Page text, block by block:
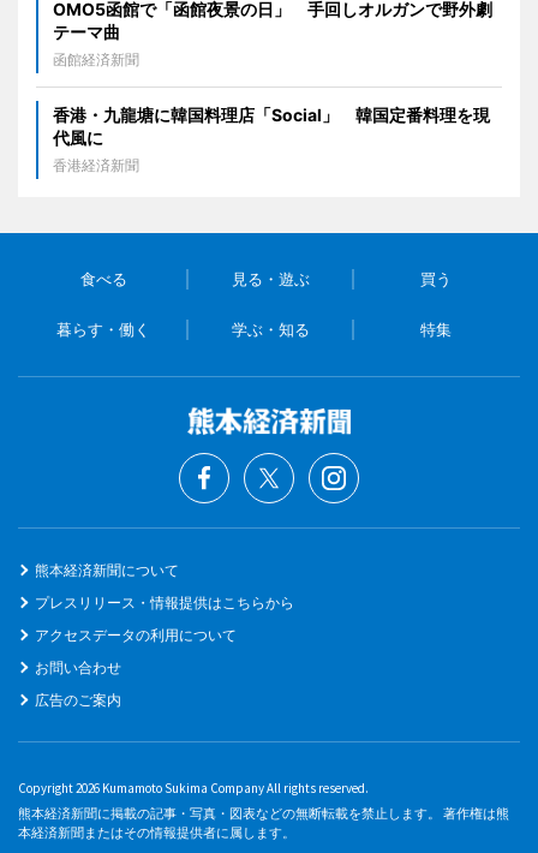
OMO5函館で「函館夜景の日」 手回しオルガンで野外劇
テーマ曲
函館経済新聞
香港・九龍塘に韓国料理店「Social」 韓国定番料理を現
代風に
香港経済新聞
食べる 見る・遊ぶ 買う
暮らす・働く 学ぶ・知る 特集
熊本経済新聞について
プレスリリース・情報提供はこちらから
アクセスデータの利用について
お問い合わせ
広告のご案内
Copyright 2026 Kumamoto Sukima Company All rights reserved.
熊本経済新聞に掲載の記事・写真・図表などの無断転載を禁止します。 著作権は熊
本経済新聞またはその情報提供者に属します。